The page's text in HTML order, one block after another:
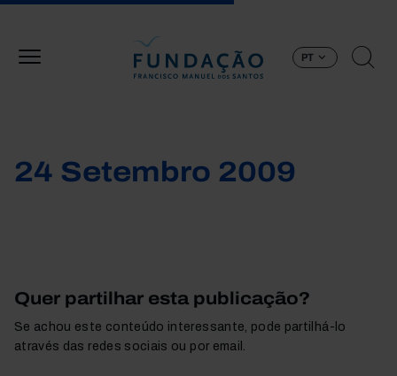
PT
24 Setembro 2009
Quer partilhar esta publicação?
Se achou este conteúdo interessante, pode partilhá-lo
através das redes sociais ou por email.